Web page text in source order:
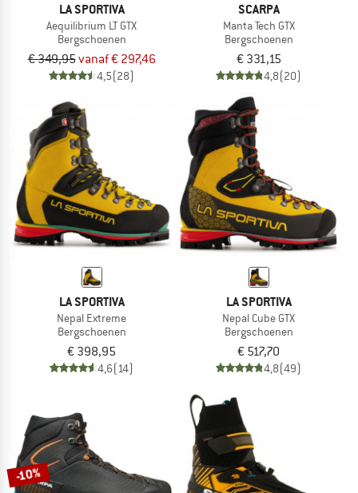
LA SPORTIVA
Aequilibrium LT GTX
Bergschoenen
€ 349,95vanaf € 297,46
4,5(28)
SCARPA
Manta Tech GTX
Bergschoenen
€ 331,15
4,8(20)
LA SPORTIVA
Nepal Extreme
Bergschoenen
€ 398,95
4,6(14)
LA SPORTIVA
Nepal Cube GTX
Bergschoenen
€ 517,70
4,8(49)
-10%